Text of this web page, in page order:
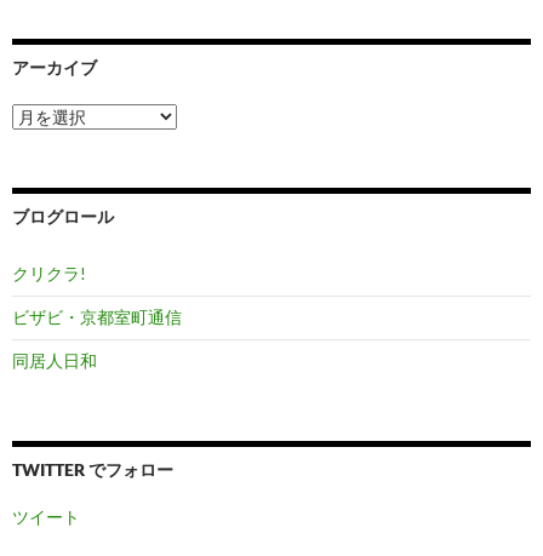
アーカイブ
ア
ー
ブ
ブログロール
クリクラ!
ビザビ・京都室町通信
同居人日和
TWITTER でフォロー
ツイート